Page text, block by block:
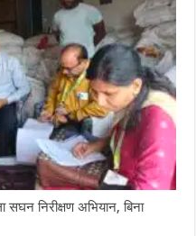
सघन निरीक्षण अभियान, बिना